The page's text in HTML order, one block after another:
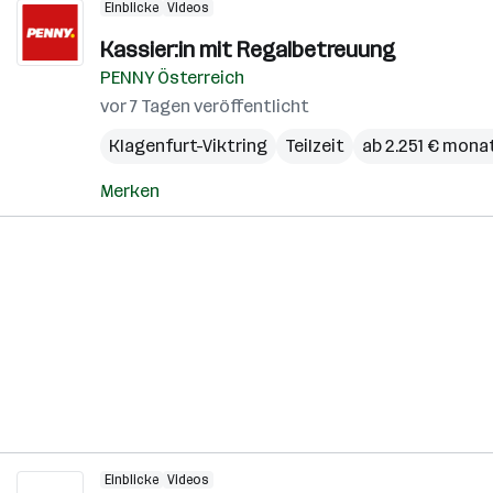
Einblicke Videos
Kassier:in mit Regalbetreuung
PENNY Österreich
vor 7 Tagen veröffentlicht
Klagenfurt-Viktring
Teilzeit ab 2.251 €
Merken
Einblicke Videos